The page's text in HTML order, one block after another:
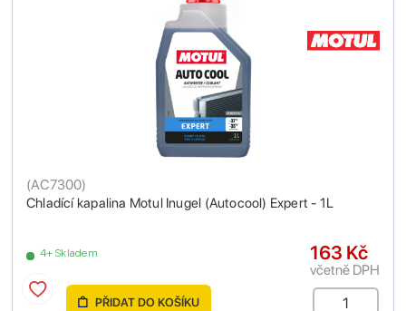
Chladící kapalina Motul Inugel (Autocool) Expert - 1L
(AC7300)
4+ Skladem 163 Kč
včetně DPH
PŘIDAT DO KOŠÍKU